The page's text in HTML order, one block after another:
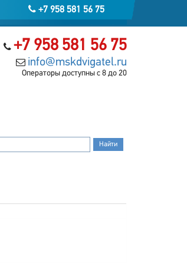
+7 958 581 56 75
+7 958 581 56 75
info@mskdvigatel.ru
Операторы доступны с 8 до 20